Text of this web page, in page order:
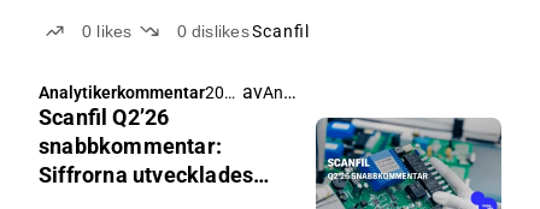
0 likes 0 dislikesScanfil
Analytikerkommentar202
07-
06:1
av Antti Viljakainen
Scanfil Q2’26
snabbkommentar:
Siffrorna utvecklades